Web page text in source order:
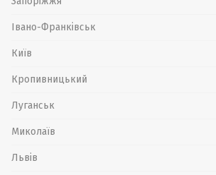
Івано-Франківськ
Київ
Кропивницький
Луганськ
Миколаїв
Львів